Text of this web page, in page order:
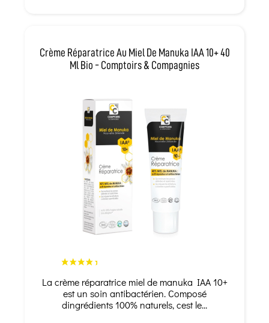
Crème Réparatrice Au Miel De Manuka IAA 10+ 40
Ml Bio - Comptoirs & Compagnies
La crème réparatrice miel de manuka IAA 10+
est un soin antibactérien. Composé
dingrédients 100% naturels, cest le...